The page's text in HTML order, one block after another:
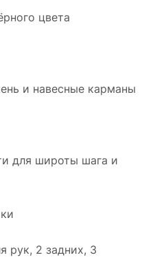
цвета
и навесные карманы
для широты шага и
рук, 2 задних, 3